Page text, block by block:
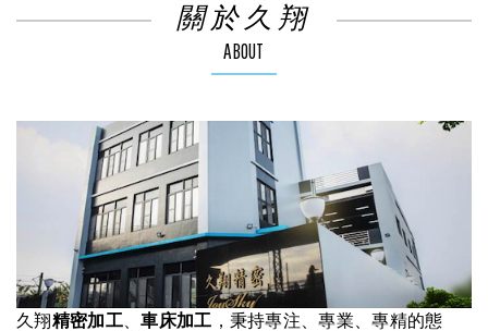
關於久翔
ABOUT
久翔精密加工、車床加工 ，秉持專注、專業、專精的態